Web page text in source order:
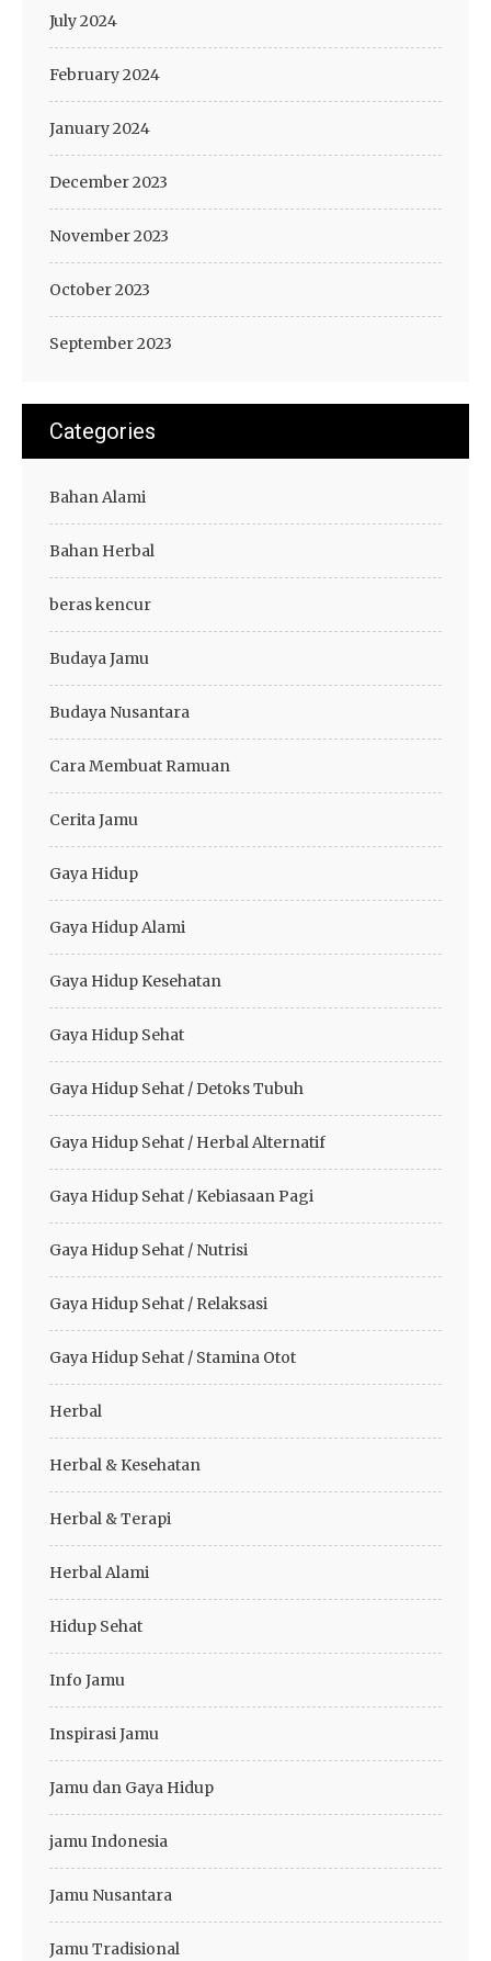
July 2024
February 2024
January 2024
December 2023
November 2023
October 2023
September 2023
Categories
Bahan Alami
Bahan Herbal
beras kencur
Budaya Jamu
Budaya Nusantara
Cara Membuat Ramuan
Cerita Jamu
Gaya Hidup
Gaya Hidup Alami
Gaya Hidup Kesehatan
Gaya Hidup Sehat
Gaya Hidup Sehat / Detoks Tubuh
Gaya Hidup Sehat / Herbal Alternatif
Gaya Hidup Sehat / Kebiasaan Pagi
Gaya Hidup Sehat / Nutrisi
Gaya Hidup Sehat / Relaksasi
Gaya Hidup Sehat / Stamina Otot
Herbal
Herbal & Kesehatan
Herbal & Terapi
Herbal Alami
Hidup Sehat
Info Jamu
Inspirasi Jamu
Jamu dan Gaya Hidup
jamu Indonesia
Jamu Nusantara
Jamu Tradisional